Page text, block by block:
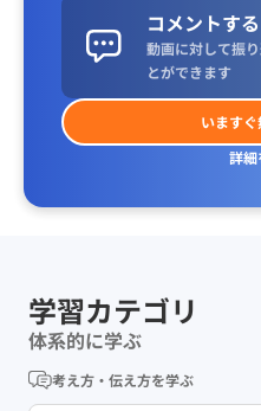
コメントする
動画に対して振
とができます
います
詳細
学習カテゴリ
体系的に学ぶ
考え方・伝え方を学ぶ